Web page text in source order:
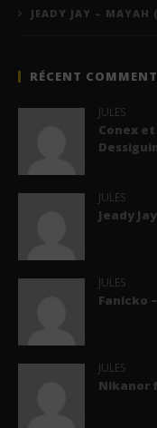
JEADY JAY – MAYAH
RÉCENT
JULES
Conex
JULES
Jeady
JULES
Fanicko
JULES
Nikanor